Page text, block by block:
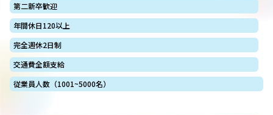
第二新卒歓迎
年間休日120以上
完全週休2日制
交通費全額支給
従業員人数（1001~5000名）